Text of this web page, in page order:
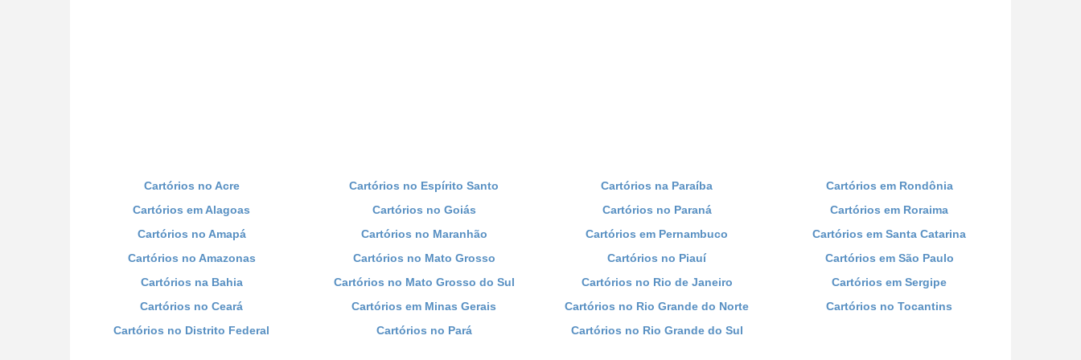
Cartórios no Acre
Cartórios em Alagoas
Cartórios no Amapá
Cartórios no Amazonas
Cartórios na Bahia
Cartórios no Ceará
Cartórios no Distrito Federal
Cartórios no Espírito Santo
Cartórios no Goiás
Cartórios no Maranhão
Cartórios no Mato Grosso
Cartórios no Mato Grosso do Sul
Cartórios em Minas Gerais
Cartórios no Pará
Cartórios na Paraíba
Cartórios no Paraná
Cartórios em Pernambuco
Cartórios no Piauí
Cartórios no Rio de Janeiro
Cartórios no Rio Grande do Norte
Cartórios no Rio Grande do Sul
Cartórios em Rondônia
Cartórios em Roraima
Cartórios em Santa Catarina
Cartórios em São Paulo
Cartórios em Sergipe
Cartórios no Tocantins